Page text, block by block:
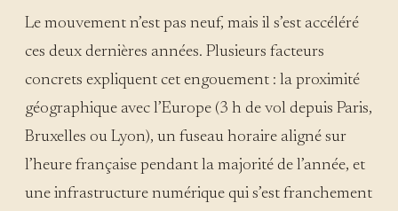
Le mouvement n’est pas neuf, mais il s’est accéléré
ces deux dernières années. Plusieurs facteurs
concrets expliquent cet engouement : la proximité
géographique avec l’Europe (3 h de vol depuis Paris,
Bruxelles ou Lyon), un fuseau horaire aligné sur
l’heure française pendant la majorité de l’année, et
une infrastructure numérique qui s’est franchement